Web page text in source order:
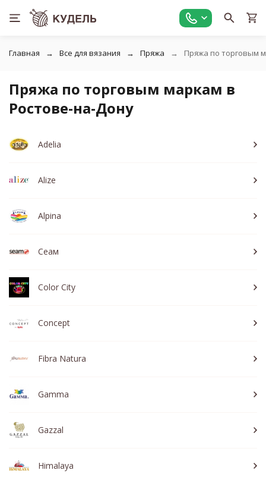
Главная Все для вязания Пряжа Пряжа по торговым
Пряжа по торговым маркам в
Ростове-на-Дону
Adelia
Alize
Alpina
Сеам
Color City
Concept
Fibra Natura
Gamma
Gazzal
Himalaya